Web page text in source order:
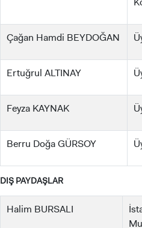
ADAY
STUDENT
LİSANSÜSTÜ EĞİTİM
ADAYLARI
Çağan Hamdi BEYDOĞAN
Ertuğrul ALTINAY
Feyza KAYNAK
Berru Doğa GÜRSOY
DIŞ PAYDAŞLAR
Halim BURSALI